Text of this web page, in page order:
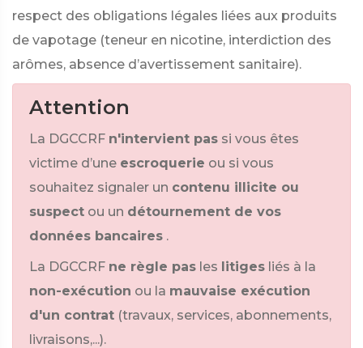
respect des obligations légales liées aux produits
de vapotage (teneur en nicotine, interdiction des
arômes, absence d’avertissement sanitaire).
Attention
La DGCCRF n'intervient pas si vous êtes
victime d’une escroquerie ou si vous
souhaitez signaler un contenu illicite ou
suspect ou un détournement de vos
données bancaires .
La DGCCRF ne règle pas les litiges liés à la
non-exécution ou la mauvaise exécution
d'un contrat (travaux, services, abonnements,
livraisons,...).